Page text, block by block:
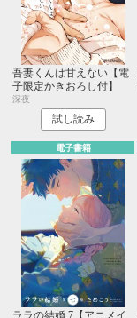
吾妻くんは甘えない【電
子限定かきおろし付】
深夜
試し読み
電子書籍
ララの結婚 7【アニメイ